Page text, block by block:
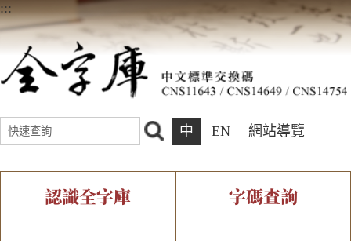
:::
中 EN 網站導覽
認識全字庫 字碼查詢